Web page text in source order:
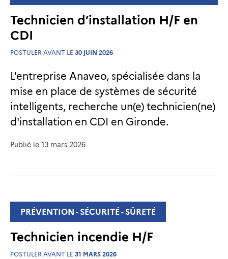
Technicien d’installation H/F en
CDI
POSTULER AVANT LE 30 JUIN 2026
L'entreprise Anaveo, spécialisée dans la
mise en place de systèmes de sécurité
intelligents, recherche un(e) technicien(ne)
d'installation en CDI en Gironde.
Publié le 13 mars 2026
PRÉVENTION - SÉCURITÉ - SÛRETÉ
Technicien incendie H/F
POSTULER AVANT LE 31 MARS 2026